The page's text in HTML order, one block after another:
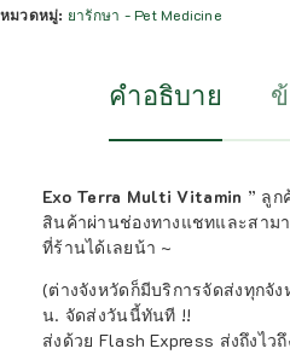
หมวดหมู่: ยารักษา - Pet Medicine
คำอธิบาย
Exo Terra Multi Vitamin ” ลูก
สินค้าผ่านช่องทางแชทและสาม
ที่ร้านได้เลยน้า ~
(ต่างจังหวัดก็มีบริการจัดส่งทุกจั
น. จัดส่งวันนี้ทันที !!
ส่งด้วย Flash Express ส่งถึงไ